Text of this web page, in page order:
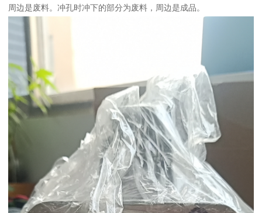
周边是废料。冲孔时冲下的部分为废料，周边是成品。